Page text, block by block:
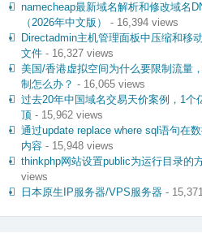
namecheap最新域名解析和修改域名
（2026年中文版）
- 16,394 views
Directadmin主机管理面板中压缩和移
文件- 16,327 views
美国/香港虚拟空间为什么要限制流量
制怎么办？ - 16,065 views
过去20年中国域名交易天价案例，1个
顶- 15,962 views
通过update replace where sql语句在
内容- 15,948 views
thinkphp网站设置public为运行目录的
views
日本原生IP服务器/VPS服务器 -